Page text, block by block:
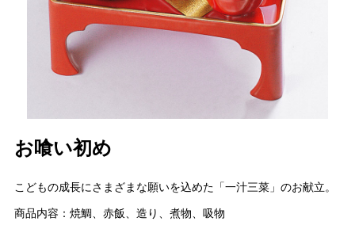
お喰い初め
こどもの成長にさまざまな願いを込めた「一汁三菜」のお献立。
商品内容： 焼鯛、赤飯、造り、煮物、吸物